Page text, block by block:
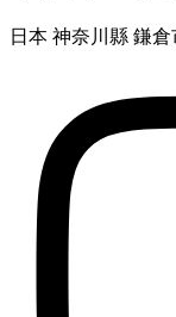
日本 神奈川縣 鎌倉